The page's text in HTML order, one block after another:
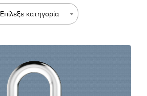
Επίλεξε κατηγορία